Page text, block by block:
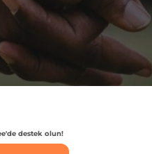
destek olun!